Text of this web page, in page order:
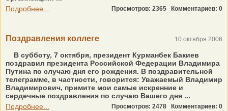
Подробнее...
Просмотров: 2365 Комментариев: 0
Поздравления коллеге 10 октября 2006
В субботу, 7 октября, президент Курманбек Бакиев
поздравил президента Российской Федерации Владимира
Путина по случаю дня его рождения. В поздравительной
телеграмме, в частности, говорится: Уважаемый Владимир
Владимирович, примите мои самые искренние и
сердечные поздравления по случаю Вашего дня ...
Подробнее...
Просмотров: 2478 Комментариев: 0